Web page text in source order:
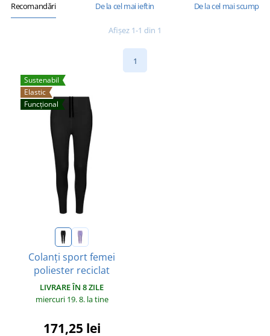
Recomandări De la cel mai ieftin De la cel mai scump
Afișez 1-1 din 1
1
Sustenabil
Elastic
Funcțional
Colanți sport femei
poliester reciclat
LIVRARE ÎN 8 ZILE
miercuri 19. 8. la tine
171,25 lei